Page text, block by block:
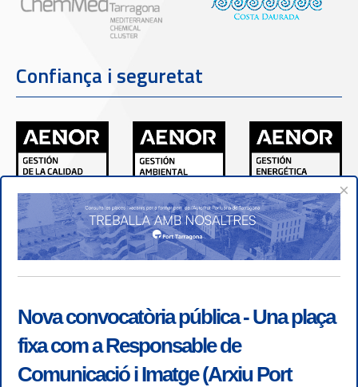
Confiança i seguretat
×
Nova convocatòria pública - Una plaça
fixa com a Responsable de
Comunicació i Imatge (Arxiu Port